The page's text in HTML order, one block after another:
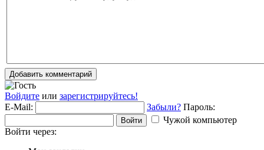
Добавить комментарий
Войдите или зарегистрируйтесь!
E-Mail:
Забыли? Пароль:
Войти
Чужой компьютер
Войти через: